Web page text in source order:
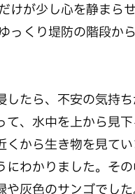
が少し心を静まらせ
っくり堤防の階段か
したら、不安の気持
て、水中を上から見
くから生き物を見て
にわかりました。そ
や灰色のサンゴでし